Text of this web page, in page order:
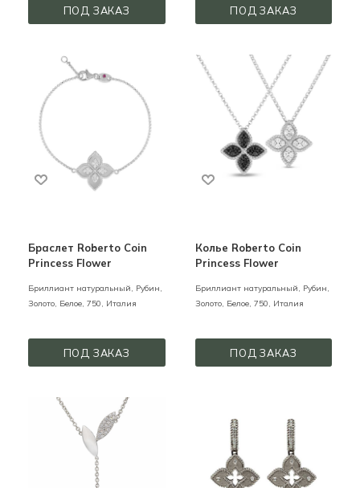
ПОД ЗАКАЗ ПОД ЗАКАЗ
Браслет Roberto Coin
Princess Flower
Бриллиант натуральный, Рубин,
Золото, Белое, 750, Италия
ПОД ЗАКАЗ
Колье Roberto Coin
Princess Flower
Бриллиант натуральный, Рубин,
Золото, Белое, 750, Италия
ПОД ЗАКАЗ